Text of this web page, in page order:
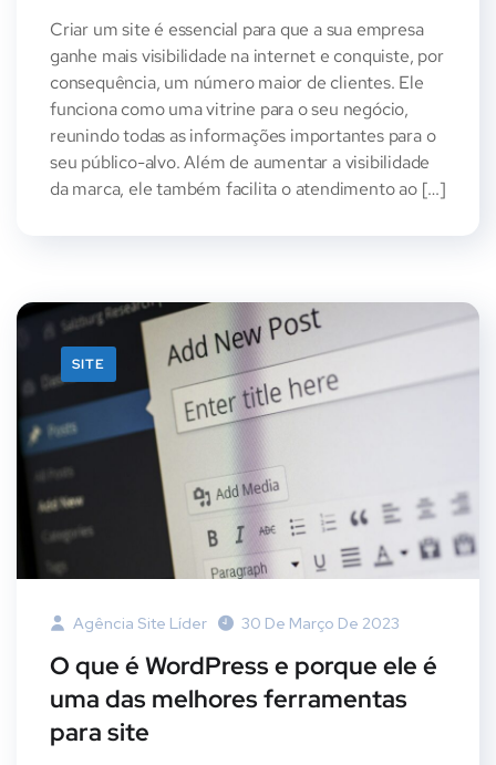
Criar um site é essencial para que a sua empresa
ganhe mais visibilidade na internet e conquiste, por
consequência, um número maior de clientes. Ele
funciona como uma vitrine para o seu negócio,
reunindo todas as informações importantes para o
seu público-alvo. Além de aumentar a visibilidade
da marca, ele também facilita o atendimento ao […]
SITE
Agência Site Líder 30 De Março De 2023
O que é WordPress e porque ele é
uma das melhores ferramentas
para site